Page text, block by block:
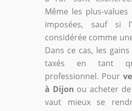
Même les plus-
imposées, sauf si
considérée comme
Dans ce cas, les
taxés en tant
professionnel. Pour
à Dijon ou acheter
vaut mieux se